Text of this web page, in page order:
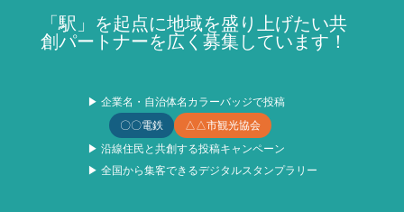
「駅」を起点に地域を盛り上げたい共
創パートナーを広く募集しています！
▶ 企業名・自治体名カラーバッジで投稿
〇〇電鉄
△△市観光協会
▶ 沿線住民と共創する投稿キャンペーン
▶ 全国から集客できるデジタルスタンプラリー